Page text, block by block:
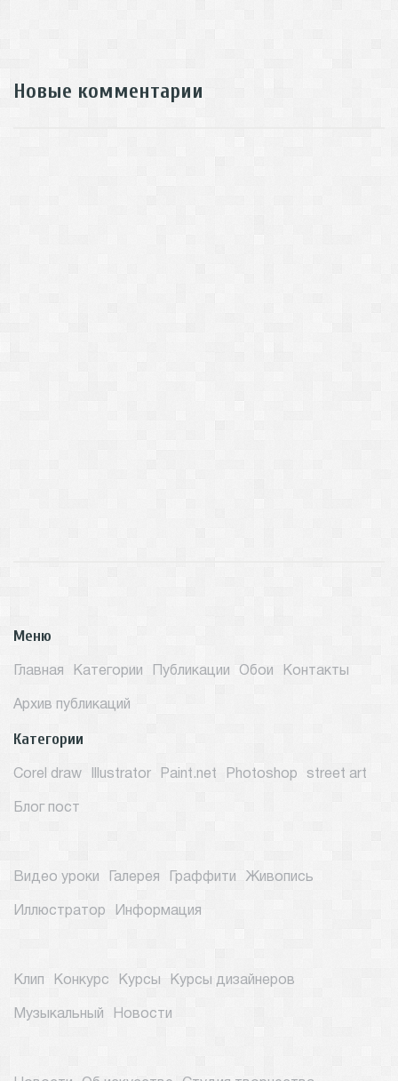
Новые комментарии
Меню
Главная Категории Публикации Обои Контакты
Архив публикаций
Категории
Corel draw Illustrator Paint.net Photoshop street art
Блог пост
Видео уроки Галерея Граффити Живопись
Иллюстратор Информация
Клип Конкурс Курсы Курсы дизайнеров
Музыкальный Новости